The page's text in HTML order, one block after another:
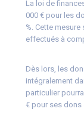
La loi de
000 € pour les
%. Cette
effectués à
Dès lors, les
intégralement
particulier
€ pour ses dons